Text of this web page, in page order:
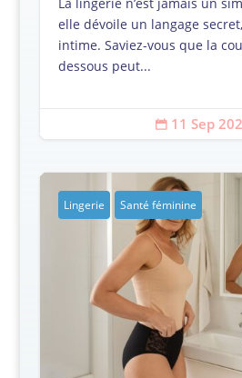
elle dévoile un langage
intime. Saviez-vous que la
dessous peut...
 11 Sep
Lingerie Santé féminine